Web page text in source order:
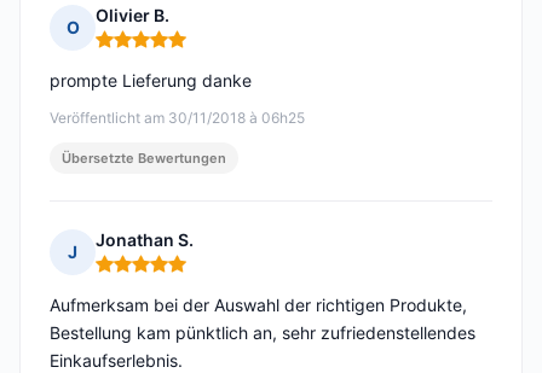
O
Olivier B.
Hinweis: 5 von 5
Veröffentlicht am 30/11/2018 à 06h25
prompte Lieferung danke
Übersetzte Bewertungen
J
Jonathan S.
Hinweis: 5 von 5
Aufmerksam bei der Auswahl der richtigen Produkte,
Bestellung kam pünktlich an, sehr zufriedenstellendes
Einkaufserlebnis.